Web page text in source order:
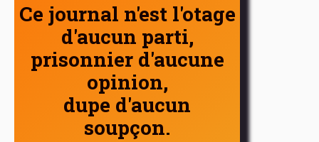
Ce journal n'est l'otage
d'aucun parti,
prisonnier d'aucune
opinion,
dupe d'aucun
soupçon.